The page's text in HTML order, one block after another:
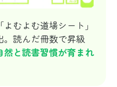
むよむ道場シート」
。読んだ冊数で昇級
然と読書習慣が育まれ